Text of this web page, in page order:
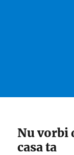
Nu vorbi
casa ta